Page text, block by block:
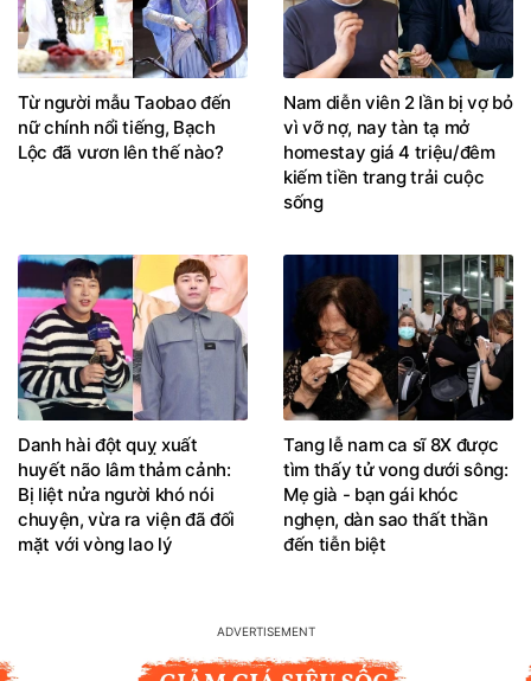
Từ người mẫu Taobao đến
nữ chính nổi tiếng, Bạch
Lộc đã vươn lên thế nào?
Nam diễn viên 2 lần bị vợ bỏ
vì vỡ nợ, nay tàn tạ mở
homestay giá 4 triệu/đêm
kiếm tiền trang trải cuộc
sống
Danh hài đột quỵ xuất
huyết não lâm thảm cảnh:
Bị liệt nửa người khó nói
chuyện, vừa ra viện đã đối
mặt với vòng lao lý
Tang lễ nam ca sĩ 8X được
tìm thấy tử vong dưới sông:
Mẹ già - bạn gái khóc
nghẹn, dàn sao thất thần
đến tiễn biệt